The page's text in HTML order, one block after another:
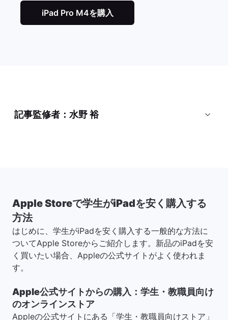
iPad Pro M4を購入
記事監修者：水野 裕
Apple Storeで学生がiPadを安く購入する
方法
はじめに、学生がiPadを安く購入する一般的な方法に
ついてApple Storeからご紹介します。新品のiPadを安
く買いたい場合、Appleの公式サイトがよく使われま
す。
Apple公式サイトからの購入：学生・教職員向け
のオンラインストア
Appleの公式サイトにある「学生・教職員向けストア」